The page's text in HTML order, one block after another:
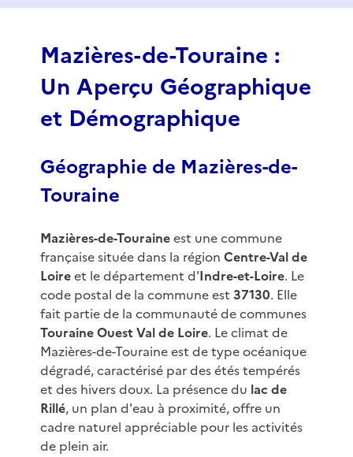
f
Mazières-de-Touraine :
Un Aperçu Géographique
et Démographique
Géographie de Mazières-de-
Touraine
Mazières-de-Touraineest une commune
française située dans la région Centre-Val de
Loireet le département d'Indre-et-Loire. Le
code postal de la commune est 37130. Elle
fait partie de la communauté de communes
Touraine Ouest Val de Loire. Le climat de
Mazières-de-Touraine est de type océanique
dégradé, caractérisé par des étés tempérés
et des hivers doux. La présence du lac de
Rillé, un plan d'eau à proximité, offre un
cadre naturel appréciable pour les activités
de plein air.